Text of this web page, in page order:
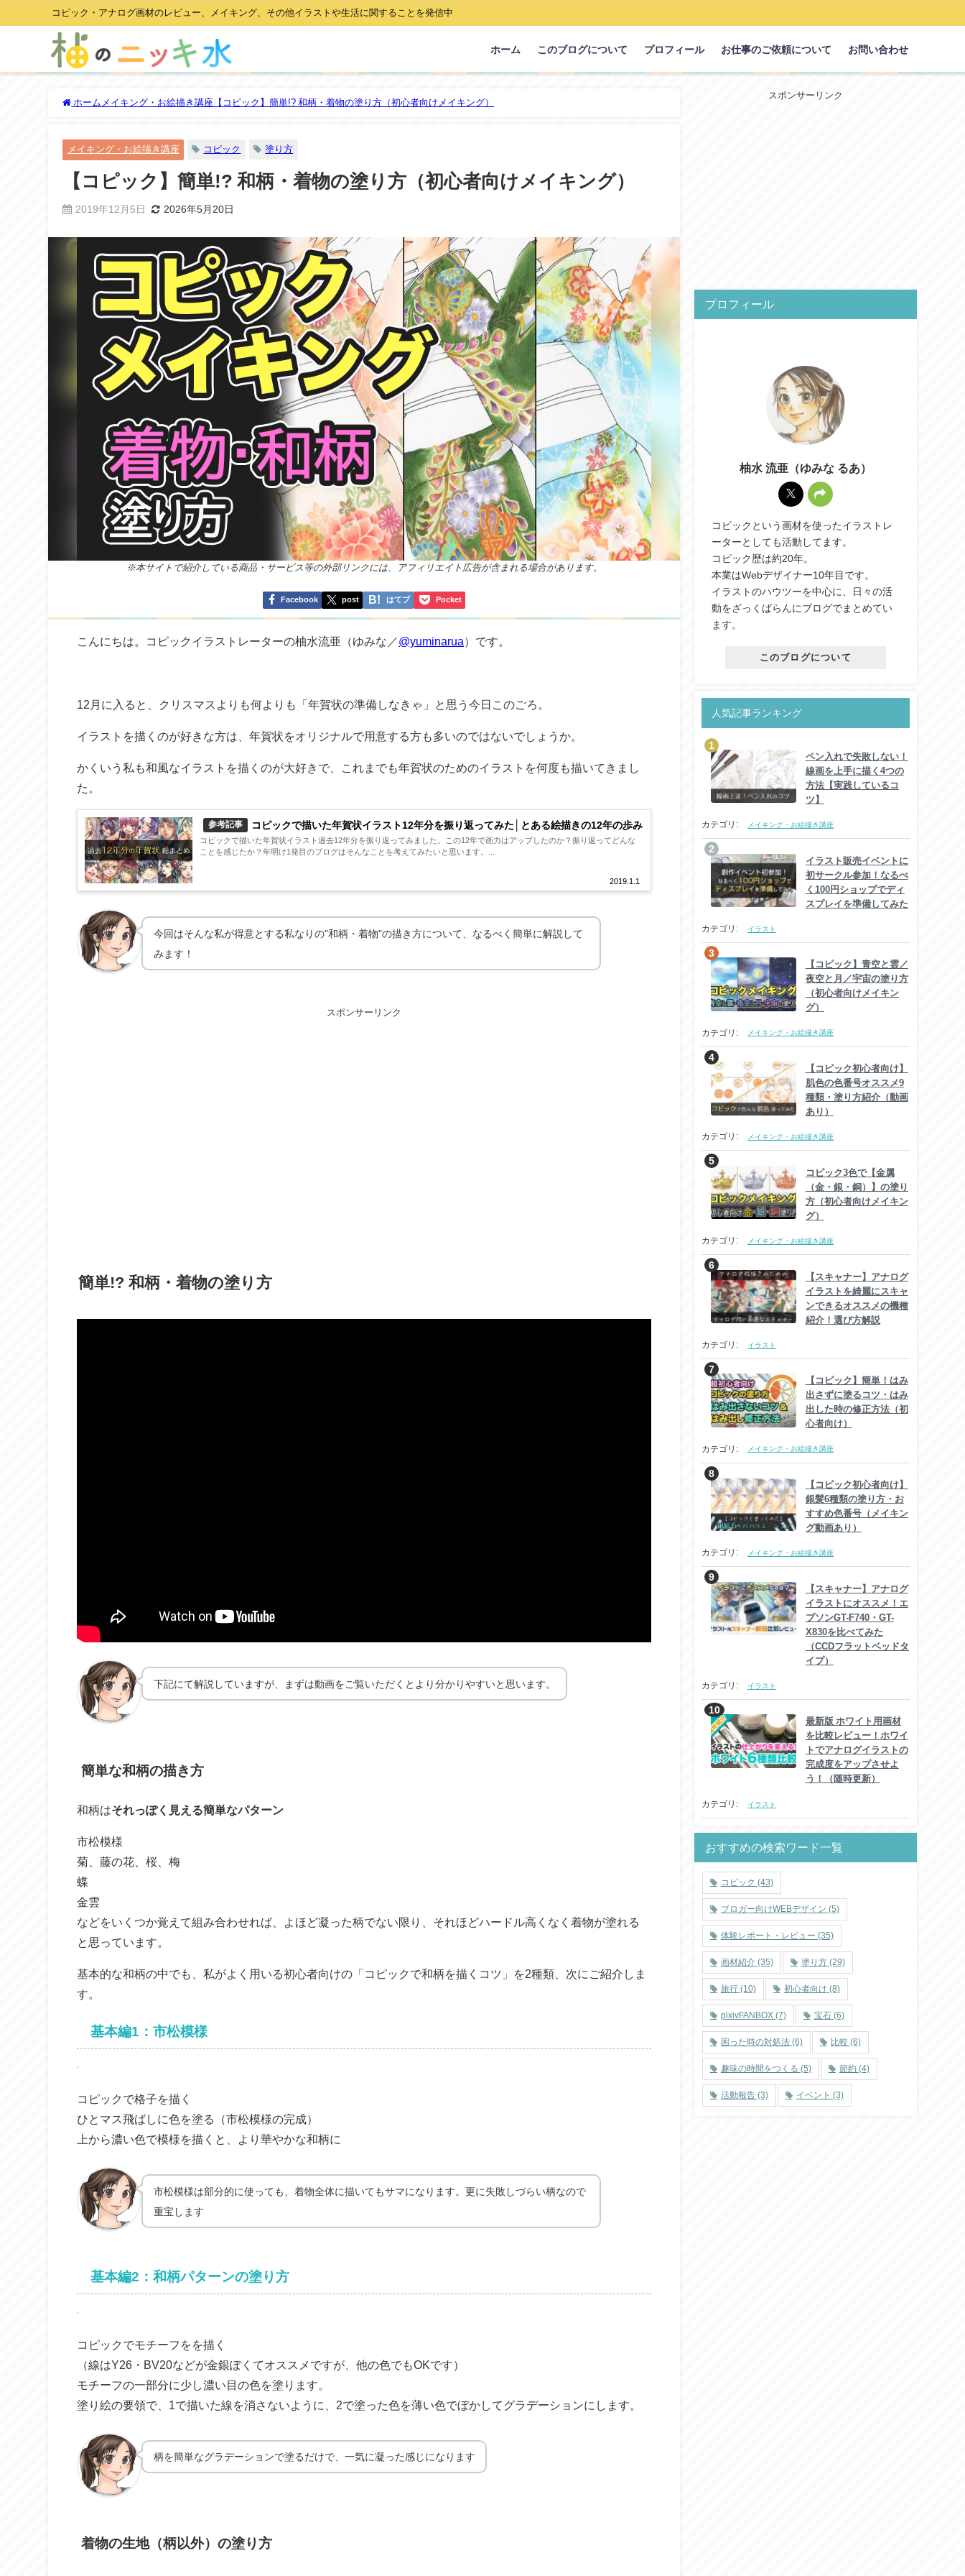
コピック・アナログ画材のレビュー、メイキング、その他イラストや生活に関することを発信中
ホーム このブログについて プロフィール お仕事のご依頼について お問い合わせ
ホーム メイキング・お絵描き講座 【コピック】簡単!? 和柄・着物の塗り方（初心者向けメイキング）
メイキング・お絵描き講座 コピック 塗り方
【コピック】簡単!? 和柄・着物の塗り方（初心者向けメイキング）
2019年12月5日 2026年5月20日
※本サイトで紹介している商品・サービス等の外部リンクには、アフィリエイト広告が含まれる場合があります。
Facebook post はてブ Pocket
こんにちは。コピックイラストレーターの柚水流亜（ゆみな／@yuminarua）です。
12月に入ると、クリスマスよりも何よりも「年賀状の準備しなきゃ」と思う今日このごろ。
イラストを描くのが好きな方は、年賀状をオリジナルで用意する方も多いのではないでしょうか。
かくいう私も和風なイラストを描くのが大好きで、これまでも年賀状のためのイラストを何度も描いてきまし
た。
参考記事 コピックで描いた年賀状イラスト12年分を振り返ってみた│とある絵描きの12年の歩み
2019.1.1
コピックで描いた年賀状イラスト過去12年分を振り返ってみました。この12年で画力はアップしたのか？振り返ってどんな
ことを感じたか？年明け1発目のブログはそんなことを考えてみたいと思います。...
今回はそんな私が得意とする私なりの"和柄・着物"の描き方について、なるべく簡単に解説して
みます！
スポンサーリンク
簡単!? 和柄・着物の塗り方
下記にて解説していますが、まずは動画をご覧いただくとより分かりやすいと思います。
簡単な和柄の描き方
和柄はそれっぽく見える簡単なパターン
市松模様
菊、藤の花、桜、梅
蝶
金雲
などをいくつか覚えて組み合わせれば、よほど凝った柄でない限り、それほどハードル高くなく着物が塗れる
と思っています。
基本的な和柄の中でも、私がよく用いる初心者向けの「コピックで和柄を描くコツ」を2種類、次にご紹介しま
す。
基本編1：市松模様
コピックで格子を描く
ひとマス飛ばしに色を塗る（市松模様の完成）
上から濃い色で模様を描くと、より華やかな和柄に
市松模様は部分的に使っても、着物全体に描いてもサマになります。更に失敗しづらい柄なので
重宝します
基本編2：和柄パターンの塗り方
コピックでモチーフをを描く
（線はY26・BV20などが金銀ぽくてオススメですが、他の色でもOKです）
モチーフの一部分に少し濃い目の色を塗ります。
塗り絵の要領で、1で描いた線を消さないように、2で塗った色を薄い色でぼかしてグラデーションにします。
柄を簡単なグラデーションで塗るだけで、一気に凝った感じになります
着物の生地（柄以外）の塗り方
スポンサーリンク
プロフィール
柚水 流亜（ゆみな るあ）
コピックという画材を使ったイラストレ
ーターとしても活動してます。
コピック歴は約20年。
本業はWebデザイナー10年目です。
イラストのハウツーを中心に、日々の活
動をざっくばらんにブログでまとめてい
ます。
このブログについて
人気記事ランキング
ペン入れで失敗しない！
線画を上手に描く4つの
方法【実践しているコ
ツ】
カテゴリ: メイキング・お絵描き講座
イラスト販売イベントに
初サークル参加！なるべ
く100円ショップでディ
スプレイを準備してみた
カテゴリ: イラスト
【コピック】青空と雲／
夜空と月／宇宙の塗り方
（初心者向けメイキン
グ）
カテゴリ: メイキング・お絵描き講座
【コピック初心者向け】
肌色の色番号オススメ9
種類・塗り方紹介（動画
あり）
カテゴリ: メイキング・お絵描き講座
コピック3色で【金属
（金・銀・銅）】の塗り
方（初心者向けメイキン
グ）
カテゴリ: メイキング・お絵描き講座
【スキャナー】アナログ
イラストを綺麗にスキャ
ンできるオススメの機種
紹介！選び方解説
カテゴリ: イラスト
【コピック】簡単！はみ
出さずに塗るコツ・はみ
出した時の修正方法（初
心者向け）
カテゴリ: メイキング・お絵描き講座
【コピック初心者向け】
銀髪6種類の塗り方・お
すすめ色番号（メイキン
グ動画あり）
カテゴリ: メイキング・お絵描き講座
【スキャナー】アナログ
イラストにオススメ！エ
プソンGT-F740・GT-
X830を比べてみた
（CCDフラットベッドタ
イプ）
カテゴリ: イラスト
最新版 ホワイト用画材
を比較レビュー！ホワイ
トでアナログイラストの
完成度をアップさせよ
う！（随時更新）
カテゴリ: イラスト
おすすめの検索ワード一覧
コピック (43)
体験レポート・レビュー (35)
画材紹介(35) 塗り方(29)
旅行(10) 初心者向け (8)
pixivFANBOX(7) 宝石(6)
困った時の対処法(6) 比較 (6)
趣味の時間をつくる (5)
ブロガー向けWEBデザイン (5)
節約(4)
活動報告(3) イベント (3)